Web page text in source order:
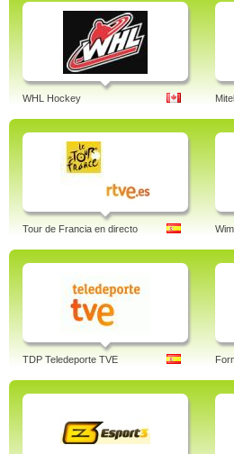
WHL Hockey
Tour de Francia en directo
TDP Teledeporte TVE